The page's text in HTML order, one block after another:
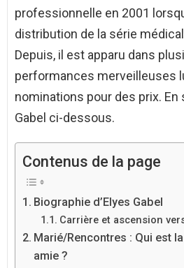
professionnelle en 2001
distribution de la série
Depuis, il est apparu dans
performances merveilleuses
nominations pour des prix. En
Gabel ci-dessous.
Contenus de la page
Biographie d’Elyes Gabel
Carrière et ascension
Marié/Rencontres : Qui est
amie ?